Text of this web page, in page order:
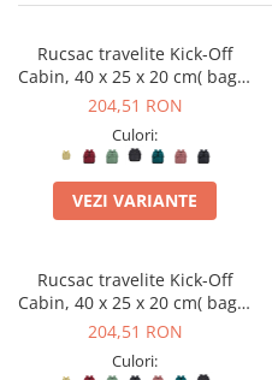
Bagaje pentru copii
Bagaje mici(ex.40x30x20)
SET Trolere
Genti de dama
Genti de voiaj
Rucsacuri
Huse troler
Business Travel
Portofele de calatorie
Set produse
Adaptoare priza
Acumulatori externi
Genti pentru cosmetice
Altele
Cadouri pentru EL
Rucsac travelite Kick-Off
Cabin, 40 x 25 x 20 cm( bagaj
permis gratuit la companii
204,51 RON
Culori:
VEZI VARIANTE
Rucsac travelite Kick-Off
Cabin, 40 x 25 x 20 cm( bagaj
permis gratuit la companii
204,51 RON
Culori: